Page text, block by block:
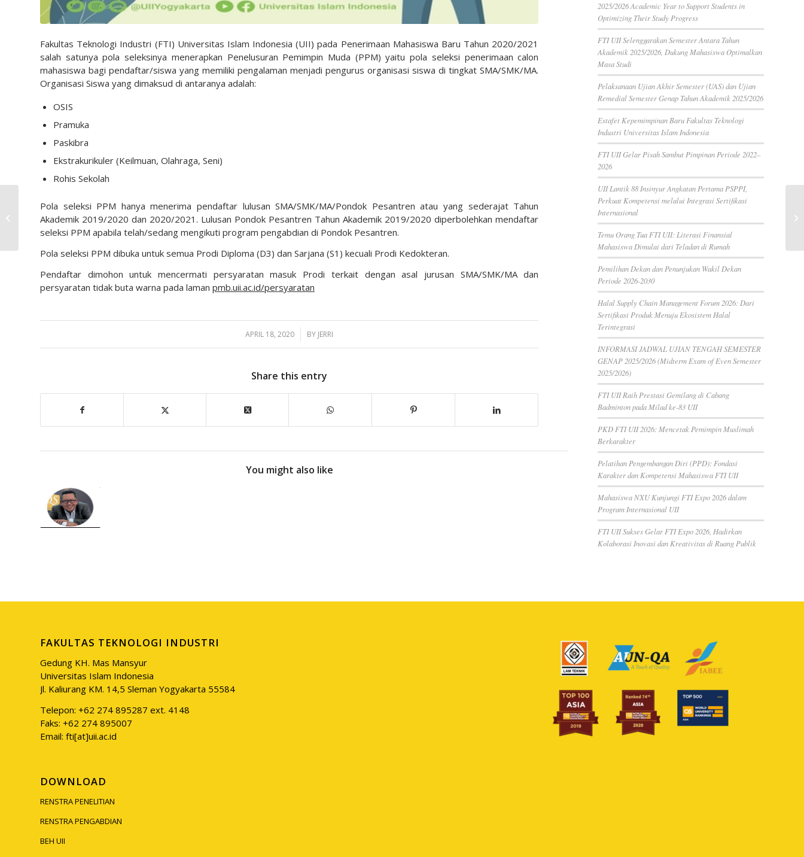
Fakultas Teknologi Industri (FTI) Universitas Islam Indonesia (UII) pada Penerimaan Mahasiswa Baru Tahun 2020/2021
salah satunya pola seleksinya menerapkan Penelusuran Pemimpin Muda (PPM) yaitu pola seleksi penerimaan calon
mahasiswa bagi pendaftar/siswa yang memiliki pengalaman menjadi pengurus organisasi siswa di tingkat SMA/SMK/MA.
Organisasi Siswa yang dimaksud di antaranya adalah:
OSIS
Pramuka
Paskibra
Ekstrakurikuler (Keilmuan, Olahraga, Seni)
Rohis Sekolah
Pola seleksi PPM hanya menerima pendaftar lulusan SMA/SMK/MA/Pondok Pesantren atau yang sederajat Tahun
Akademik 2019/2020 dan 2020/2021. Lulusan Pondok Pesantren Tahun Akademik 2019/2020 diperbolehkan mendaftar
seleksi PPM apabila telah/sedang mengikuti program pengabdian di Pondok Pesantren.
Pola seleksi PPM dibuka untuk semua Prodi Diploma (D3) dan Sarjana (S1) kecuali Prodi Kedokteran.
Pendaftar dimohon untuk mencermati persyaratan masuk Prodi terkait dengan asal jurusan SMA/SMK/MA dan
persyaratan tidak buta warna pada laman pmb.uii.ac.id/persyaratan
APRIL 18, 2020
/ BY JERRI
Share this entry
You might also like
2025/2026 Academic Year to Support Students in
Optimizing Their Study Progress
FTI UII Selenggarakan Semester Antara Tahun
Akademik 2025/2026, Dukung Mahasiswa Optimalkan
Masa Studi
Pelaksanaan Ujian Akhir Semester (UAS) dan Ujian
Remedial Semester Genap Tahun Akademik 2025/2026
Estafet Kepemimpinan Baru Fakultas Teknologi
Industri Universitas Islam Indonesia
FTI UII Gelar Pisah Sambut Pimpinan Periode 2022–
2026
UII Lantik 88 Insinyur Angkatan Pertama PSPPI,
Perkuat Kompetensi melalui Integrasi Sertifikasi
Internasional
Temu Orang Tua FTI UII: Literasi Finansial
Mahasiswa Dimulai dari Teladan di Rumah
Pemilihan Dekan dan Penunjukan Wakil Dekan
Periode 2026-2030
Halal Supply Chain Management Forum 2026: Dari
Sertifikasi Produk Menuju Ekosistem Halal
Terintegrasi
INFORMASI JADWAL UJIAN TENGAH SEMESTER
GENAP 2025/2026 (Midterm Exam of Even Semester
2025/2026)
FTI UII Raih Prestasi Gemilang di Cabang
Badminton pada Milad ke-83 UII
PKD FTI UII 2026: Mencetak Pemimpin Muslimah
Berkarakter
Pelatihan Pengembangan Diri (PPD): Fondasi
Karakter dan Kompetensi Mahasiswa FTI UII
Mahasiswa NXU Kunjungi FTI Expo 2026 dalam
Program Internasional UII
FTI UII Sukses Gelar FTI Expo 2026, Hadirkan
Kolaborasi Inovasi dan Kreativitas di Ruang Publik
FAKULTAS TEKNOLOGI INDUSTRI
Gedung KH. Mas Mansyur
Universitas Islam Indonesia
Jl. Kaliurang KM. 14,5 Sleman Yogyakarta 55584
Telepon: +62 274 895287 ext. 4148
Faks: +62 274 895007
Email: fti[at]uii.ac.id
DOWNLOAD
RENSTRA PENELITIAN
RENSTRA PENGABDIAN
BEH UII
Repot, untuk apa jadi
aktivis di SMA